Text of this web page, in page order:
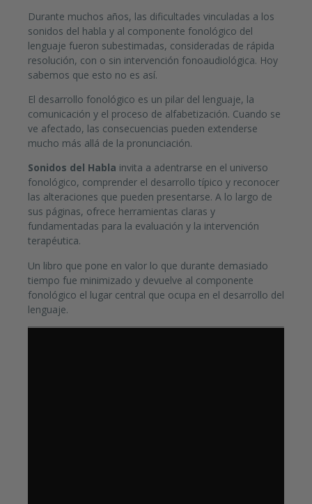
Durante muchos años, las dificultades vinculadas a los
sonidos del habla y al componente fonológico del
lenguaje fueron subestimadas, consideradas de rápida
resolución, con o sin intervención fonoaudiológica. Hoy
sabemos que esto no es así.
El desarrollo fonológico es un pilar del lenguaje, la
comunicación y el proceso de alfabetización. Cuando se
ve afectado, las consecuencias pueden extenderse
mucho más allá de la pronunciación.
Sonidos del Habla invita a adentrarse en el universo
fonológico, comprender el desarrollo típico y reconocer
las alteraciones que pueden presentarse. A lo largo de
sus páginas, ofrece herramientas claras y
fundamentadas para la evaluación y la intervención
terapéutica.
Un libro que pone en valor lo que durante demasiado
tiempo fue minimizado y devuelve al componente
fonológico el lugar central que ocupa en el desarrollo del
lenguaje.